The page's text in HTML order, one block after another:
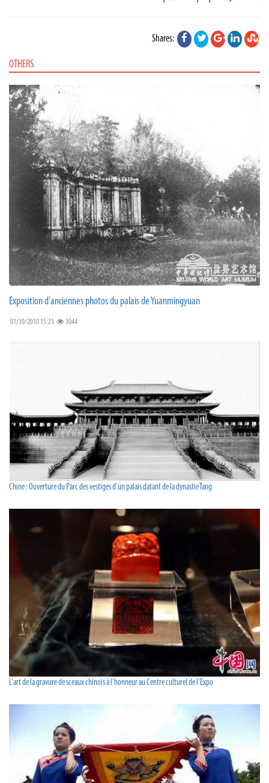
Shares:
OTHERS
Exposition d'anciennes photos du palais de Yuanmingyuan
01/10/2010 15:23 3044
Chine : Ouverture du Parc des vestiges d'un palais datant de la dynastie Tang
L'art de la gravure de sceaux chinois à l'honneur au Centre culturel de l'Expo